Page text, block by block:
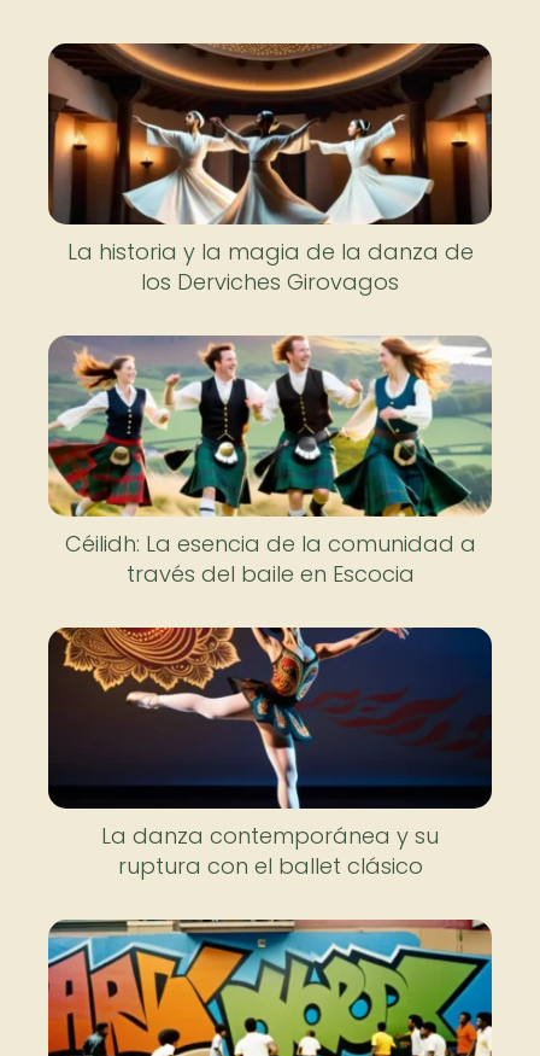
La historia y la magia de la danza de
los Derviches Girovagos
Céilidh: La esencia de la comunidad a
través del baile en Escocia
La danza contemporánea y su
ruptura con el ballet clásico